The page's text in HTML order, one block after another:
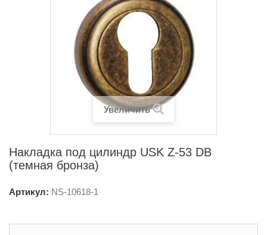
Увеличить
Накладка под цилиндр USK Z-53 DB
(темная бронза)
Артикул: NS-10618-1